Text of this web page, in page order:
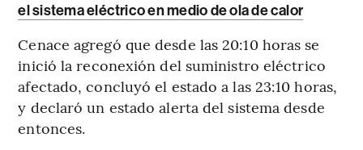
el sistema eléctrico en medio de ola de calor
Cenace agregó que desde las 20:10 horas se
inició la reconexión del suministro eléctrico
afectado, concluyó el estado a las 23:10 horas,
y declaró un estado alerta del sistema desde
entonces.